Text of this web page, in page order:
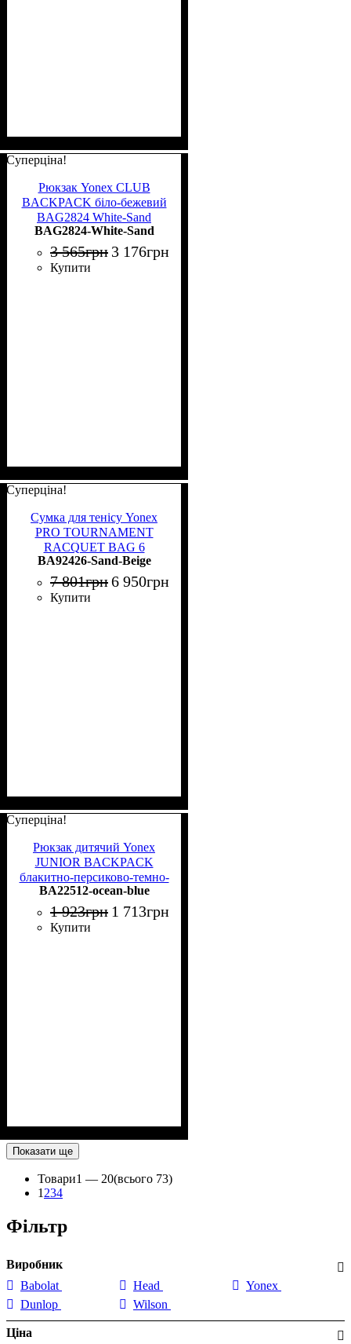
Суперціна!
Рюкзак Yonex CLUB
BACKPACK біло-бежевий
BAG2824 White-Sand
BAG2824-White-Sand
3 565грн 3 176грн
Купити
Суперціна!
Сумка для тенісу Yonex
PRO TOURNAMENT
RACQUET BAG 6
кремово-бежева BA92426
Sand Beige
BA92426-Sand-Beige
7 801грн6 950грн
Купити
Суперціна!
Рюкзак дитячий Yonex
JUNIOR BACKPACK
блакитно-персиково-темно-
синій BA22512 ocean blue
BA22512-ocean-blue
1 923грн 1 713грн
Купити
Показати ще
Товари1 — 20(всього 73)
1 234
Фільтр
Виробник
Babolat
Dunlop
Head
Wilson
Yonex
Ціна